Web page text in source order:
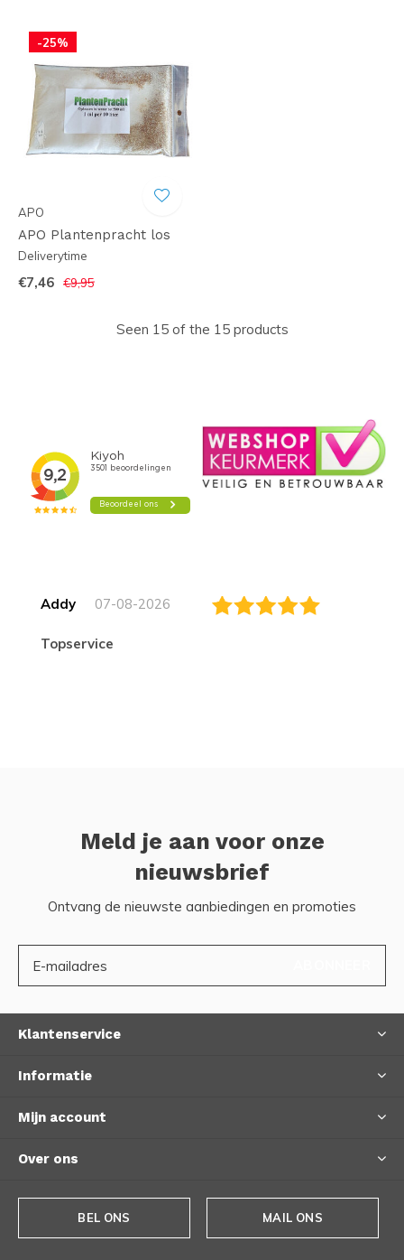
-25%
APO
APO Plantenpracht los
Deliverytime
€7,46 €9,95
Seen 15 of the 15 products
Addy 07-08-2026
topservice
Meld je aan voor onze
nieuwsbrief
Ontvang de nieuwste aanbiedingen en promoties
Klantenservice
Informatie
Mijn account
Over ons
BEL ONS MAIL ONS